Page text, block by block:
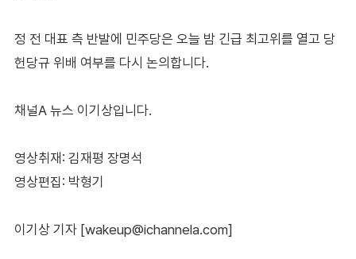
정 전 대표 측 반발에 민주당은 오늘 밤 긴급 최고위를 열고 당
헌당규 위배 여부를 다시 논의합니다.
채널A 뉴스 이기상입니다.
영상취재: 김재평 장명석
영상편집: 박형기
이기상 기자 [wakeup@ichannela.com]